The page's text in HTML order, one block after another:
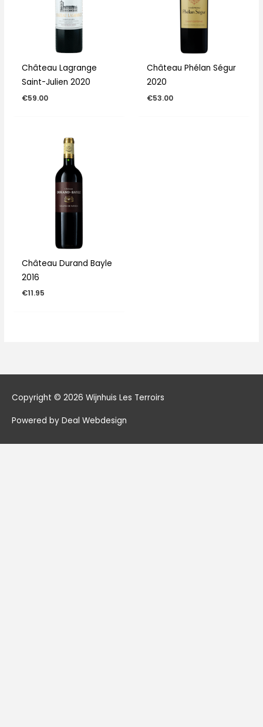
Château Lagrange
Saint-Julien 2020
€59.00
Château Phélan Ségur
2020
€53.00
Château Durand Bayle
2016
€11.95
Copyright © 2026 Wijnhuis Les Terroirs
Powered by Deal Webdesign